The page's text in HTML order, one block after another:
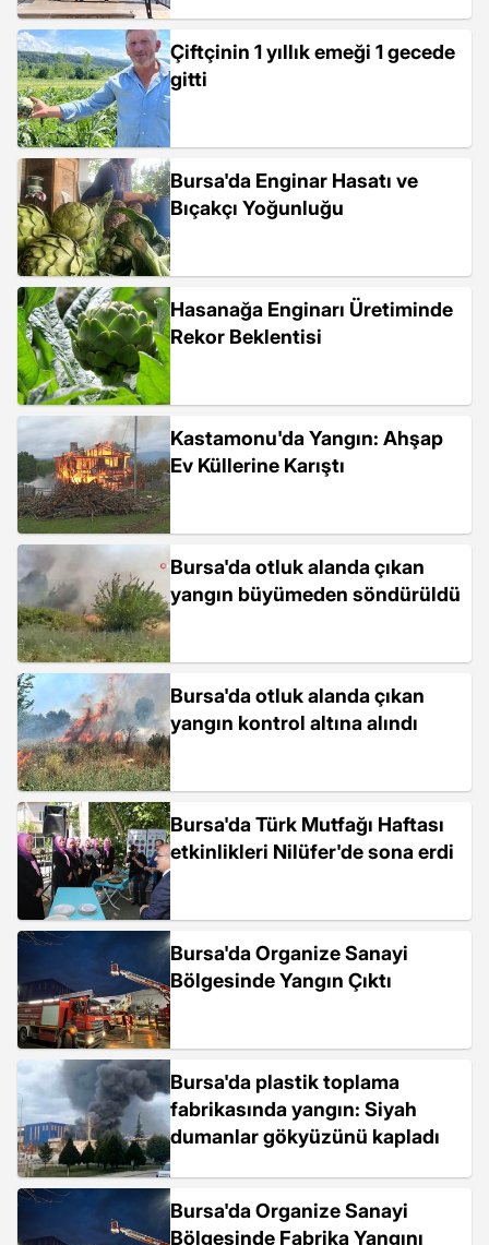
Çiftçinin 1 yıllık emeği 1 gecede
gitti
Bursa'da Enginar Hasatı ve
Bıçakçı Yoğunluğu
Hasanağa Enginarı Üretiminde
Rekor Beklentisi
Kastamonu'da Yangın: Ahşap
Ev Küllerine Karıştı
Bursa'da otluk alanda çıkan
yangın büyümeden söndürüldü
Bursa'da otluk alanda çıkan
yangın kontrol altına alındı
Bursa'da Türk Mutfağı Haftası
etkinlikleri Nilüfer'de sona erdi
Bursa'da Organize Sanayi
Bölgesinde Yangın Çıktı
Bursa'da plastik toplama
fabrikasında yangın: Siyah
dumanlar gökyüzünü kapladı
Bursa'da Organize Sanayi
Bölgesinde Fabrika Yangını